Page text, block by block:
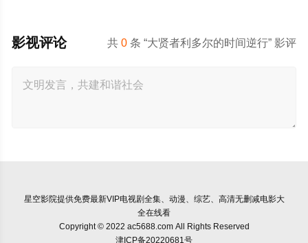
共0 条 “大贤者利多尔的时间逆行” 影评
影视评论
星空影院提供免费最新VIP电视剧全集、动漫、综艺、高清无删减电影大
全在线看
Copyright © 2022 ac5688.com All Rights Reserved
津ICP备20220681号